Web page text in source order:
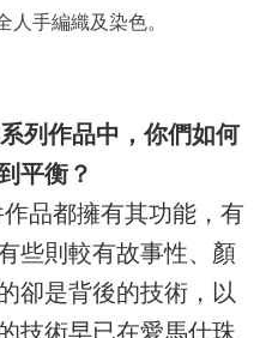
手編織及染色。
列作品中，你們如何
平衡？
品都擁有其功能，有
些則較有故事性、顏
卻是背後的技術，以
技術早已在愛馬仕珠